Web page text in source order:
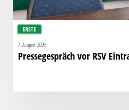
ERSTE
7. August 2026
Pressegespräch vor RSV